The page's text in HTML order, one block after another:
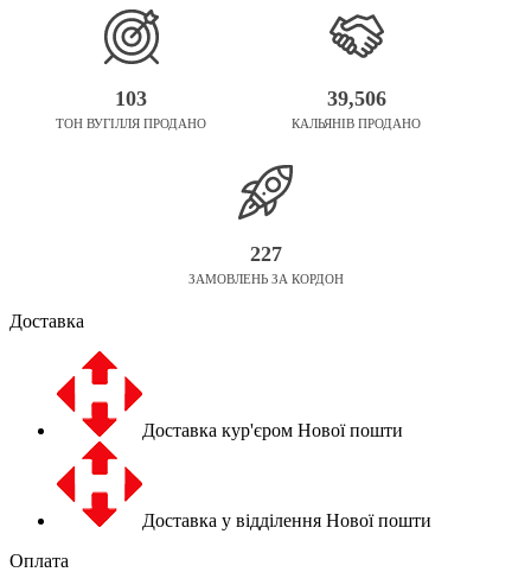
103
ТОН ВУГІЛЛЯ ПРОДАНО
39,506
КАЛЬЯНІВ ПРОДАНО
227
ЗАМОВЛЕНЬ ЗА КОРДОН
Доставка
Доставка кур'єром Нової пошти
Доставка у відділення Нової пошти
Оплата